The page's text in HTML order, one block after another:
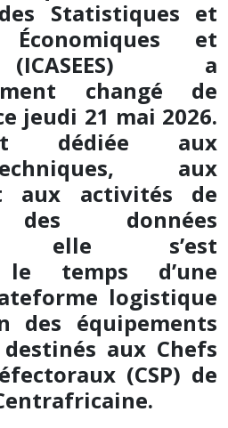
Statistiques et
et
a
changé de
jeudi 21 mai 2026.
dédiée aux
aux
aux activités de
des données
elle s’est
le temps d’une
logistique
des équipements
aux Chefs
(CSP) de